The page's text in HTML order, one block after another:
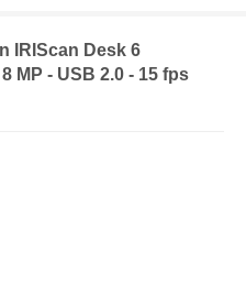
IRIScan Desk 6
MP - USB 2.0 - 15 fps